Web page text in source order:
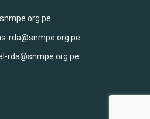
rda@snmpe.org.pe
rda@snmpe.org.pe